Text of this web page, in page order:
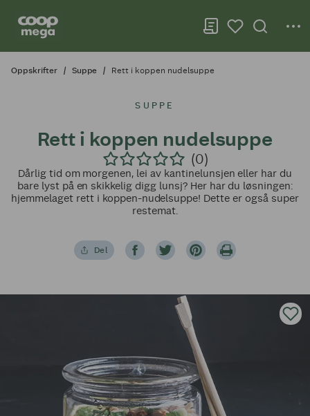
Oppskrifter Suppe Rett i koppen nudelsuppe
SUPPE
Rett i koppen nudelsuppe
(0)
Dårlig tid om morgenen, lei av kantinelunsjen eller har du
bare lyst på en skikkelig digg lunsj? Her har du løsningen:
hjemmelaget rett i koppen-nudelsuppe! Dette er også super
restemat.
Del